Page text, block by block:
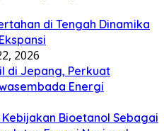
di Tengah Dinamika
2026
di Jepang, Perkuat
Energi
Bioetanol Sebagai